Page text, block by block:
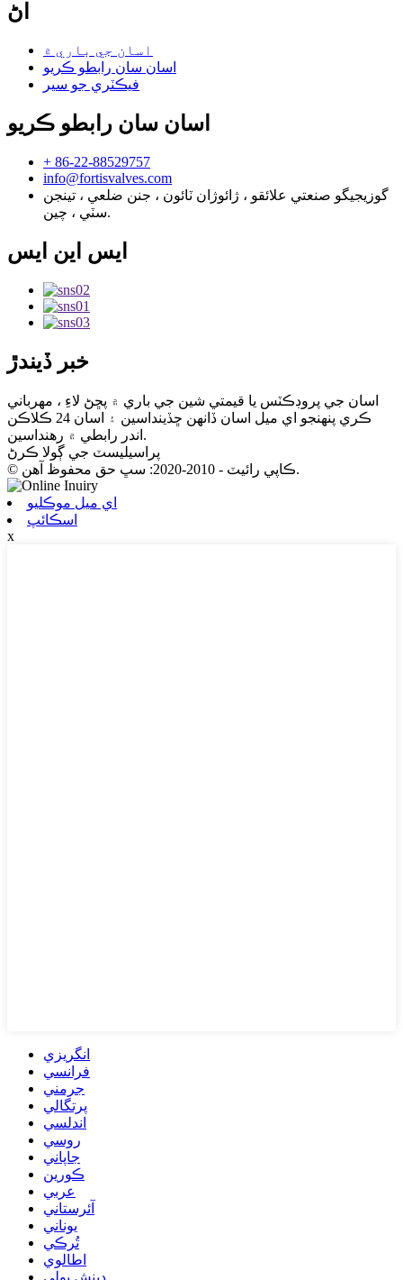
اڻ
اسان جي باري ۾
اسان سان رابطو ڪريو
فيڪٽري جو سير
اسان سان رابطو ڪريو
+ 86-22-88529757
info@fortisvalves.com
گوزيجيگو صنعتي علائقو ، ژائوژان ٽائون ، جنن ضلعي ، تينجن
سٽي ، چين.
ايس اين ايس
خبر ڏيندڙ
اسان جي پروڊڪٽس يا قيمتي شين جي باري ۾ پڇڻ لاءِ ، مهرباني
ڪري پنهنجو اي ميل اسان ڏانهن ڇڏينداسين ۽ اسان 24 ڪلاڪن
اندر رابطي ۾ رهنداسين.
پراسيليسٽ جي ڳولا ڪرڻ
© ڪاپي رائيٽ - 2010-2020: سڀ حق محفوظ آهن.
اي ميل موڪليو
اسڪائپ
x
انگريزي
فرانسي
جرمني
پرتگالي
اندلسي
روسي
جاپاني
ڪورين
عربي
آئرستاني
يوناني
تُرڪي
اطالوي
ڊينش ٻولي